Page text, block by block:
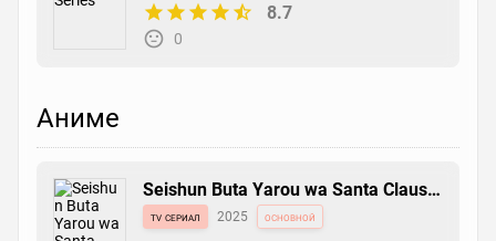
8.7
0
Аниме
Seishun Buta Yarou wa Santa Claus
no Yume wo Minai
tv сериал 2025 основной